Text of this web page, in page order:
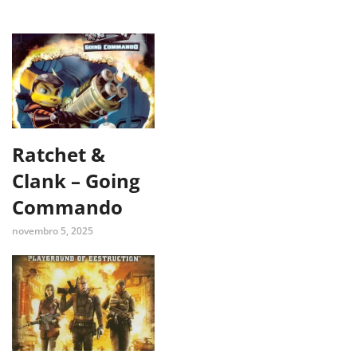
Ratchet &
Clank – Going
Commando
novembro 5, 2025